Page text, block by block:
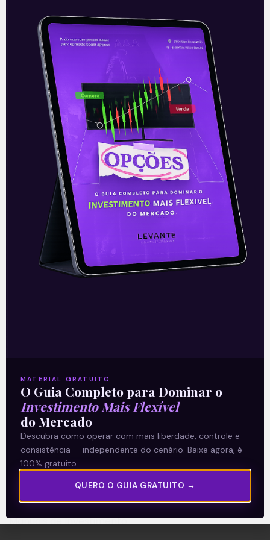
Questionamentos na revisão
do edital do aeroporto Santos
Dumont
Segundo veículos de comunicação, o
Estado e a prefeitura do Rio de Janeiro
vêm, desde o ano passado, pressionando
o governo para alterar o edital
Leia mais
19/01/2022
Termos e Condições
Política de Privacidade
Explore
Artigos
E Eu Com Isso?
Vídeos no Youtube
Manuais de Investimento
MATERIAL GRATUITO
O Guia Completo para Dominar o
Investimento Mais Flexível
do Mercado
Descubra como operar com mais liberdade, controle e
consistência — independente do cenário. Baixe agora, é
100% gratuito.
QUERO O GUIA GRATUITO →